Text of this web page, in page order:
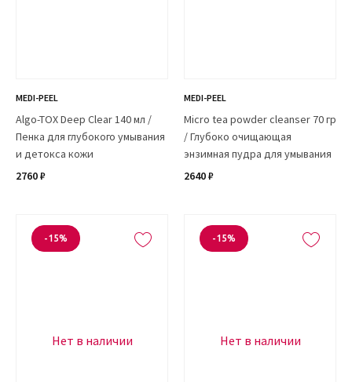
MEDI-PEEL
Algo-TOX Deep Clear 140 мл /
Пенка для глубокого умывания
и детокса кожи
2760 ₽
MEDI-PEEL
Micro tea powder cleanser 70 гр
/ Глубоко очищающая
энзимная пудра для умывания
2640 ₽
Нет в наличии
-15%
Нет в наличии
-15%